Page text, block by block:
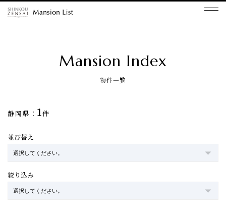
Mansion Index
物件一覧
静岡県： 1件
並び替え
絞り込み